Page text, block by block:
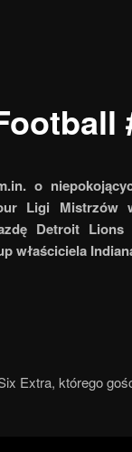
o
Ligi Mistrzów
Detroit
właściciela
Extra, którego